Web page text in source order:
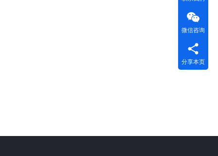
微信咨询
分享本页